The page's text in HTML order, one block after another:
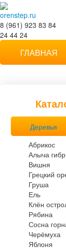
orenstep.ru
8 (961) 923 83 84
24 44 24
Степной мотив
ЧастнаяГЛАВНАЯ
Деревья
Абрикос
Алыча
Вишня
Грецкий
Груша
Ель
Клён
Рябина
Сосна
Черёмуха
Яблоня